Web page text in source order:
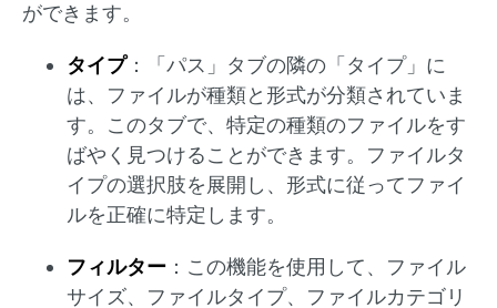
ができます。
タイプ：「パス」タブの隣の「タイプ」に
は、ファイルが種類と形式が分類されていま
す。このタブで、特定の種類のファイルをす
ばやく見つけることができます。ファイルタ
イプの選択肢を展開し、形式に従ってファイ
ルを正確に特定します。
フィルター ：この機能を使用して、ファイル
サイズ、ファイルタイプ、ファイルカテゴリ